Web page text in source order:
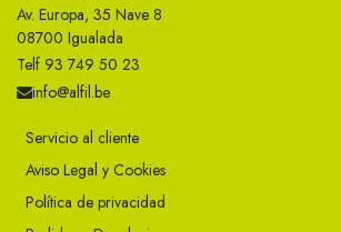
Av. Europa, 35 Nave 8
08700 Igualada
Telf 93 749 50 23
info@alfil.be
Servicio al cliente
Aviso Legal y Cookies
Política de privacidad